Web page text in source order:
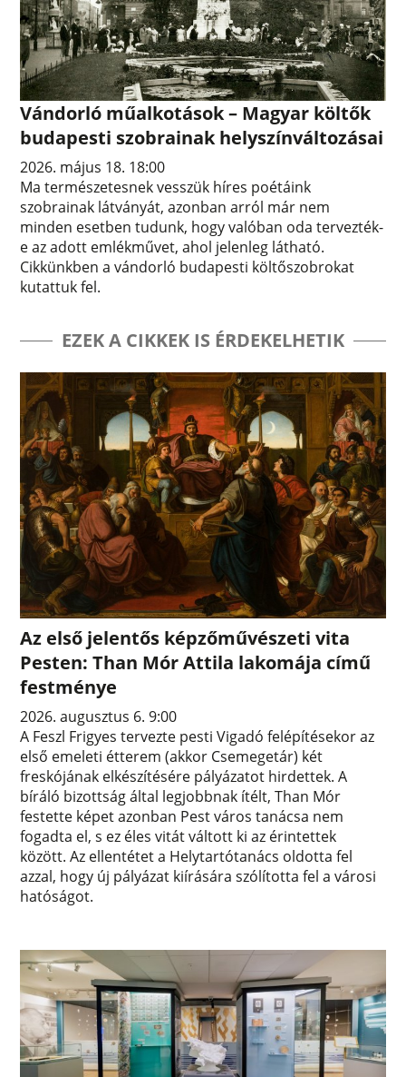
Vándorló műalkotások – Magyar költők
budapesti szobrainak helyszínváltozásai
2026. május 18. 18:00
Ma természetesnek vesszük híres poétáink
szobrainak látványát, azonban arról már nem
minden esetben tudunk, hogy valóban oda tervezték-
e az adott emlékművet, ahol jelenleg látható.
Cikkünkben a vándorló budapesti költőszobrokat
kutattuk fel.
EZEK A CIKKEK IS ÉRDEKELHETIK
Az első jelentős képzőművészeti vita
Pesten: Than Mór Attila lakomája című
festménye
2026. augusztus 6. 9:00
A Feszl Frigyes tervezte pesti Vigadó felépítésekor az
első emeleti étterem (akkor Csemegetár) két
freskójának elkészítésére pályázatot hirdettek. A
bíráló bizottság által legjobbnak ítélt, Than Mór
festette képet azonban Pest város tanácsa nem
fogadta el, s ez éles vitát váltott ki az érintettek
között. Az ellentétet a Helytartótanács oldotta fel
azzal, hogy új pályázat kiírására szólította fel a városi
hatóságot.